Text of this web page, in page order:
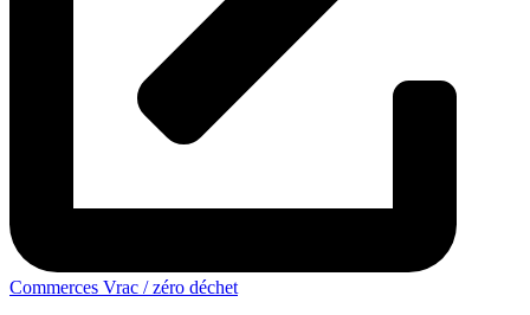
Commerces Vrac / zéro déchet